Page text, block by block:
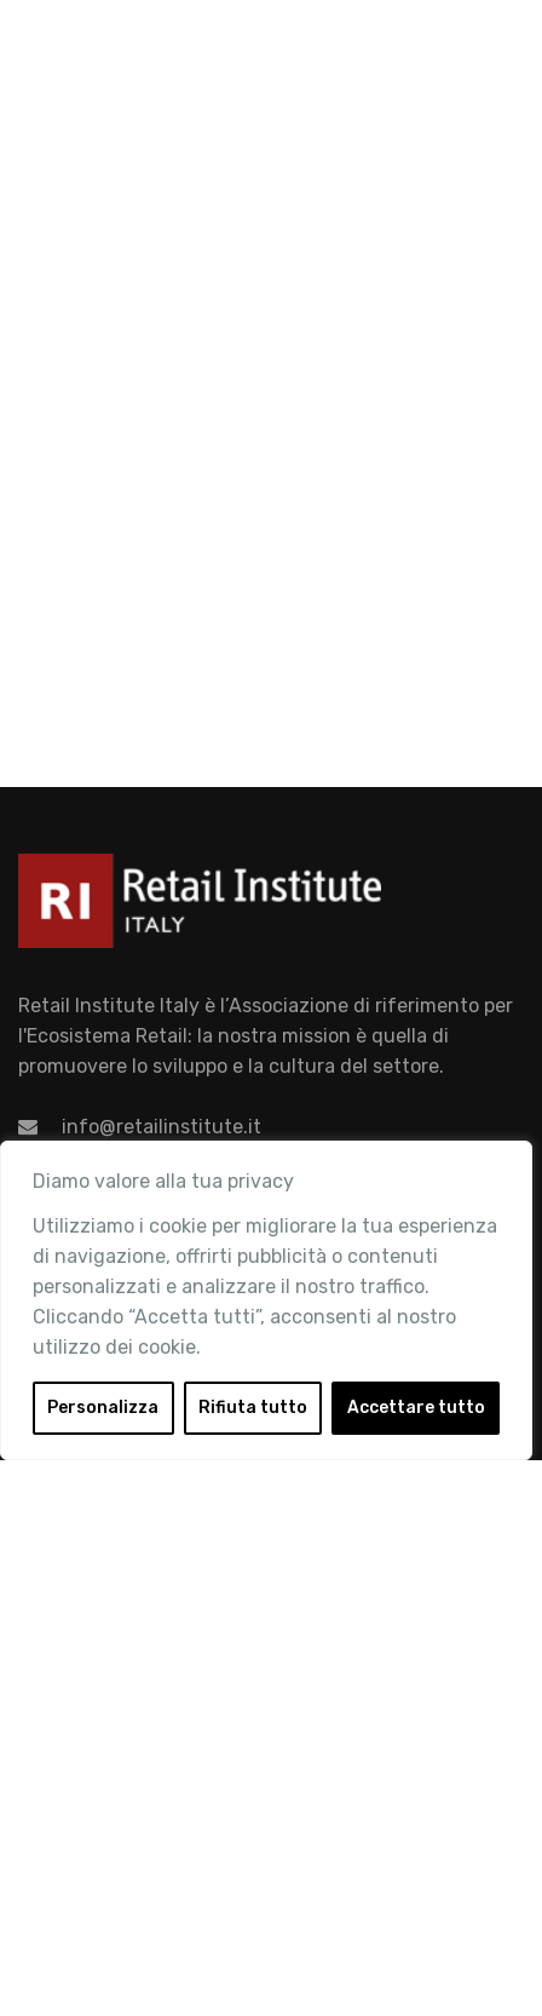
Diamo valore alla tua privacy
Utilizziamo i cookie per migliorare la tua esperienza
di navigazione, offrirti pubblicità o contenuti
personalizzati e analizzare il nostro traffico.
Cliccando “Accetta tutti”, acconsenti al nostro
utilizzo dei cookie.
Personalizza Rifiuta tutto Accettare tutto
Retail Institute Italy è l’Associazione di riferimento per
l'Ecosistema Retail: la nostra mission è quella di
promuovere lo sviluppo e la cultura del settore.
info@retailinstitute.it
Associazione
Chi siamo
Attività
Contatti
Area Riservata
Login
Diventa Socio